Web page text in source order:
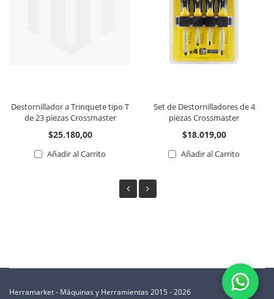
Destornillador a Trinquete tipo T
de 23 piezas Crossmaster
$25.180,00
Añadir al Carrito
Set de Destornilladores de 4
piezas Crossmaster
$18.019,00
Añadir al Carrito
Herramarket - Máquinas y Herramientas 2015 - 2026